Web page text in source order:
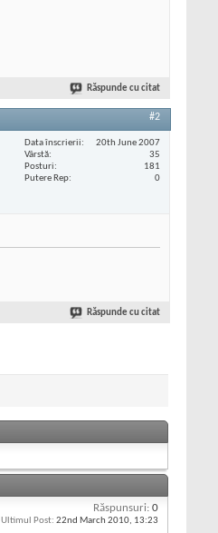
Răspunde cu citat
#2
Data înscrierii
20th June 2007
Vârstă
35
Posturi
181
Putere Rep
0
Răspunde cu citat
Răspunsuri: 0
Ultimul Post: 22nd March 2010, 13:23